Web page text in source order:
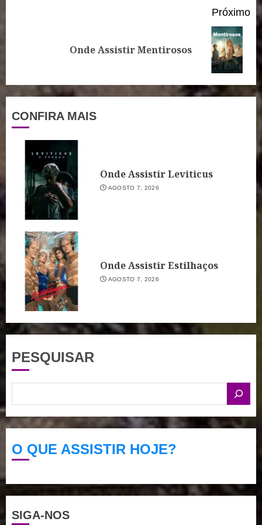
Próximo
Onde Assistir Mentirosos
CONFIRA MAIS
Onde Assistir Leviticus
AGOSTO 7, 2026
Onde Assistir Estilhaços
AGOSTO 7, 2026
PESQUISAR
O QUE ASSISTIR HOJE?
SIGA-NOS